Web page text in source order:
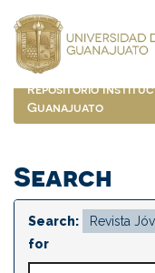
navigation
Repositorio
Guanajuato
Search
Search:
for